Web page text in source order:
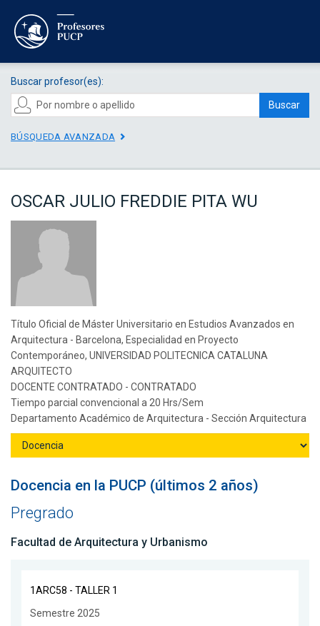
Buscar profesor(es):
Buscar
BÚSQUEDA AVANZADA
OSCAR JULIO FREDDIE PITA WU
Título Oficial de Máster Universitario en Estudios Avanzados en
Arquitectura - Barcelona, Especialidad en Proyecto
Contemporáneo, UNIVERSIDAD POLITECNICA CATALUNA
ARQUITECTO
DOCENTE CONTRATADO - CONTRATADO
Tiempo parcial convencional a 20 Hrs/Sem
Departamento Académico de Arquitectura - Sección Arquitectura
Docencia en la PUCP (últimos 2 años)
Pregrado
Facultad de Arquitectura y Urbanismo
1ARC58 - TALLER 1
Semestre 2025